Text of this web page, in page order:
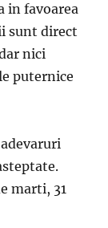
in favoarea
sunt direct
nici
puternice
marti, 31